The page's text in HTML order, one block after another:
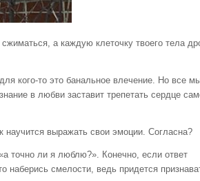
а каждую клеточку твоего тела
кого-то это банальное влечение. Но все
в любви заставит трепетать сердце
выражать свои эмоции. Согласна?
ли я люблю?». Конечно, если ответ
наберись смелости, ведь придется